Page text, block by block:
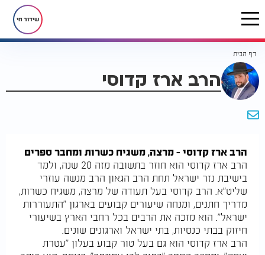
שידור חי
דף הבית
הרב ארז קדוסי
הרב ארז קדוסי – מרצה, משגיח כשרות ומחבר ספרים
הרב ארז קדוסי הוא חוזר בתשובה מזה 20 שנה, ולמד
בישיבת נזר ישראל תחת הרב הגאון הרב מנשה עוזרי
שליט"א. הרב קדוסי בעל תעודה של מרצה, משגיח כשרות,
מדריך חתנים, ומנחה שיעורים קבועים בארגון "התעוררות
ישראל". הוא מזכה את הרבים בכל רחבי הארץ בשיעורי
חיזוק בבתי כנסיות, בתי ישראל וארגונים שונים.
הרב ארז קדוסי הוא גם בעל טור קבוע בעלון "עטרת